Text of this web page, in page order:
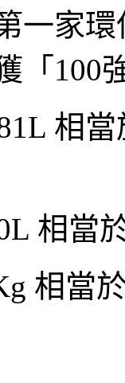
一家
「100
相
相當
相當